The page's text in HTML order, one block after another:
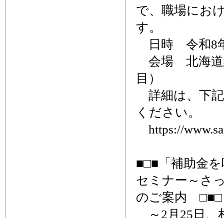
で、職場にお
す。
日時 令和8年
会場 北海道
目）
詳細は、下
ください。
https://
■□■「補助金
セミナー～さ
のご案内 □■□
～2月25日、